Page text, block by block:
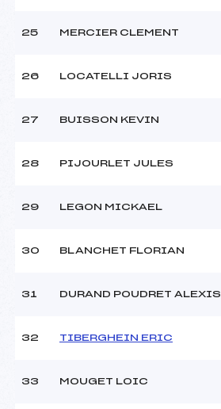
25 MERCIER CLEMENT
26 LOCATELLI JORIS
27 BUISSON KEVIN
28 PIJOURLET JULES
29 LEGON MICKAEL
30 BLANCHET FLORIAN
31 DURAND POUDRET ALEXIS
32 TIBERGHEIN ERIC
33 MOUGET LOIC